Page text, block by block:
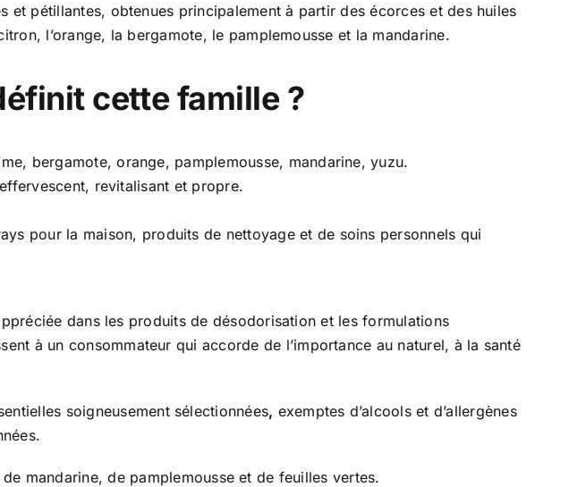
et pétillantes, obtenues principalement à partir des écorces et des huiles
l’orange, la bergamote, le pamplemousse et la mandarine.
cette famille ?
bergamote, orange, pamplemousse, mandarine, yuzu.
revitalisant et propre.
pour la maison, produits de nettoyage et de soins personnels qui
dans les produits de désodorisation et les formulations
à un consommateur qui accorde de l’importance au naturel, à la santé
soigneusement sélectionnées, exemptes d’alcools et d’allergènes
mandarine, de pamplemousse et de feuilles vertes.